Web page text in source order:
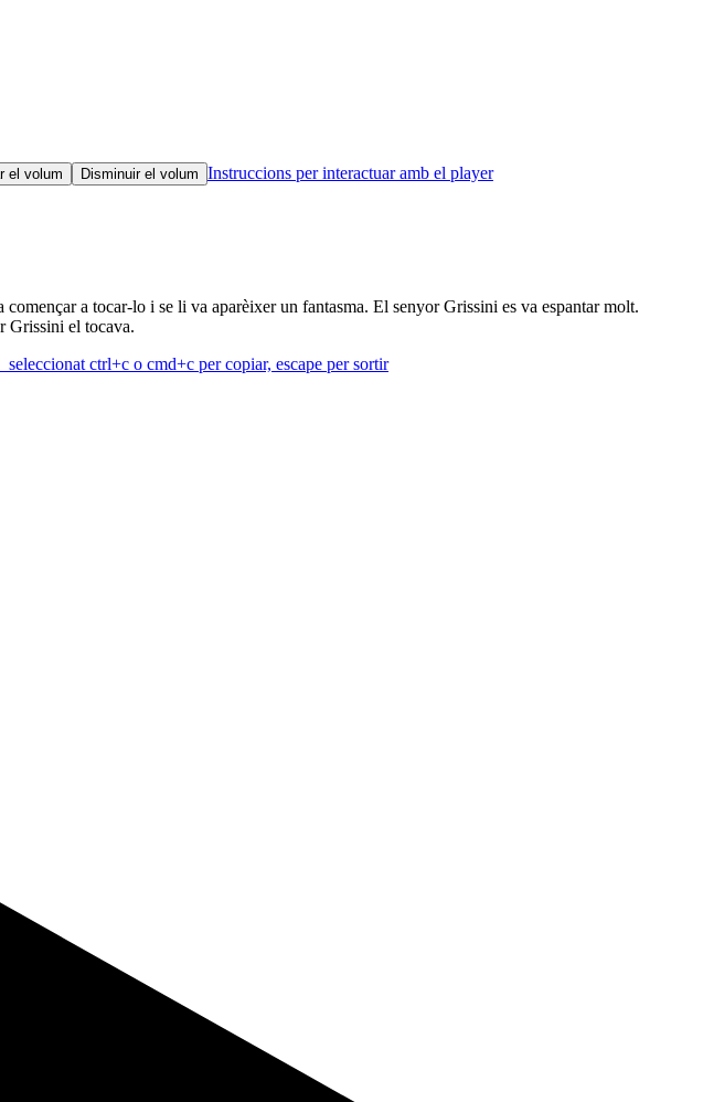
el volum Disminuir el volum Instruccions per interactuar amb el player
a tocar-lo i se li va aparèixer un fantasma. El senyor Grissini es va espantar molt.
Grissini el tocava.
ctrl+c o cmd+c per copiar, escape per sortir